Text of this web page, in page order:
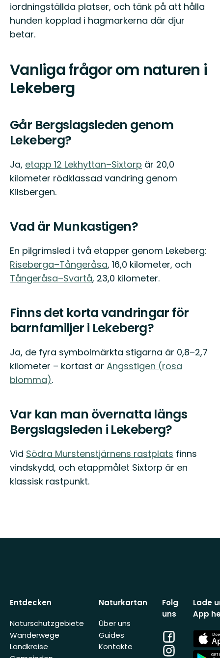
iordningställda platser, och tänk på att hålla
hunden kopplad i hagmarkerna där djur
betar.
Vanliga frågor om naturen i
Lekeberg
Går Bergslagsleden genom
Lekeberg?
Ja, etapp 12 Lekhyttan–Sixtorp är 20,0
kilometer rödklassad vandring genom
Kilsbergen.
Vad är Munkastigen?
En pilgrimsled i två etapper genom Lekeberg:
Riseberga–Tångeråsa, 16,0 kilometer, och
Tångeråsa–Svartå, 23,0 kilometer.
Finns det korta vandringar för
barnfamiljer i Lekeberg?
Ja, de fyra symbolmärkta stigarna är 0,8–2,7
kilometer – kortast är Ängsstigen (rosa
blomma).
Var kan man övernatta längs
Bergslagsleden i Lekeberg?
Vid Södra Murstenstjärnens rastplats finns
vindskydd, och etappmålet Sixtorp är en
klassisk rastpunkt.
Entdecken
Naturschutzgebiete
Wanderwege
Landkreise
Naturkartan
Über uns
Guides
Kontakte
Folg
uns
Facebook
Instagram
Lade
App
App
Store
App